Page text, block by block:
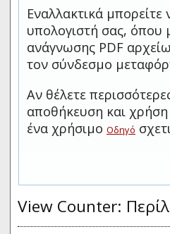
Εναλλακτικά
υπολογιστή σας, όπου
ανάγνωσης PDF
τον σύνδεσμο
Αν θέλετε
αποθήκευση και
ένα χρήσιμο Οδηγό
View Counter: